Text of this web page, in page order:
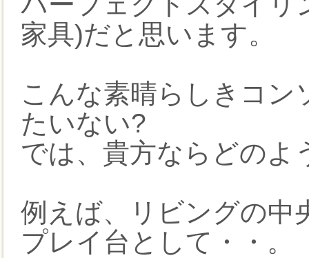
家具)だと思います。
こんな素晴らしきコン
たいない?
では、貴方ならどのよ
例えば、リビングの中
プレイ台として・・。